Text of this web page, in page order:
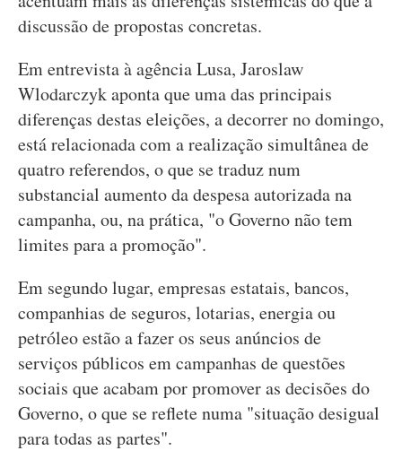
discussão de propostas concretas.
Em entrevista à agência Lusa, Jaroslaw
Wlodarczyk aponta que uma das principais
diferenças destas eleições, a decorrer no domingo,
está relacionada com a realização simultânea de
quatro referendos, o que se traduz num
substancial aumento da despesa autorizada na
campanha, ou, na prática, "o Governo não tem
limites para a promoção".
Em segundo lugar, empresas estatais, bancos,
companhias de seguros, lotarias, energia ou
petróleo estão a fazer os seus anúncios de
serviços públicos em campanhas de questões
sociais que acabam por promover as decisões do
Governo, o que se reflete numa "situação desigual
para todas as partes".